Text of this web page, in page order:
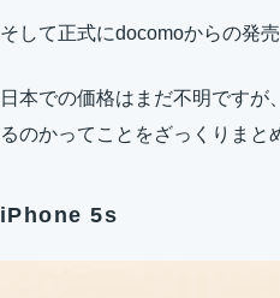
そして正式にdocomoからの発
日本での価格はまだ不明ですが
るのかってことをざっくりまと
iPhone 5s